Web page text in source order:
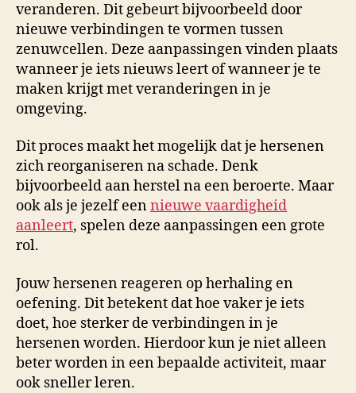
veranderen. Dit gebeurt bijvoorbeeld door
nieuwe verbindingen te vormen tussen
zenuwcellen. Deze aanpassingen vinden plaats
wanneer je iets nieuws leert of wanneer je te
maken krijgt met veranderingen in je
omgeving.
Dit proces maakt het mogelijk dat je hersenen
zich reorganiseren na schade. Denk
bijvoorbeeld aan herstel na een beroerte. Maar
ook als je jezelf eennieuwe vaardigheid
aanleert, spelen deze aanpassingen een grote
rol.
Jouw hersenen reageren op herhaling en
oefening. Dit betekent dat hoe vaker je iets
doet, hoe sterker de verbindingen in je
hersenen worden. Hierdoor kun je niet alleen
beter worden in een bepaalde activiteit, maar
ook sneller leren.